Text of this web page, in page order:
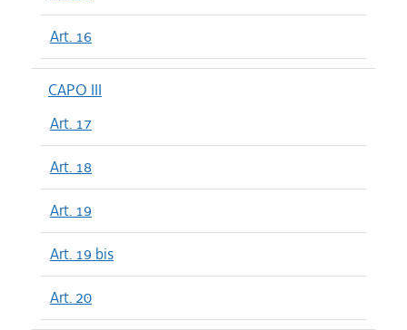
Art. 16
CAPO III
Art. 17
Art. 18
Art. 19
Art. 19 bis
Art. 20